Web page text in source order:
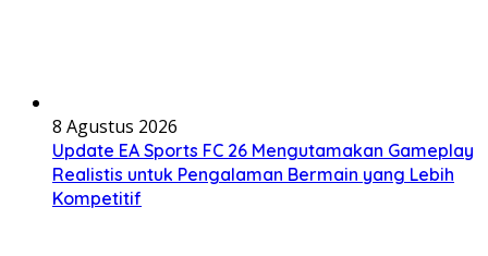
8 Agustus 2026
Update EA Sports FC 26 Mengutamakan Gameplay
Realistis untuk Pengalaman Bermain yang Lebih
Kompetitif